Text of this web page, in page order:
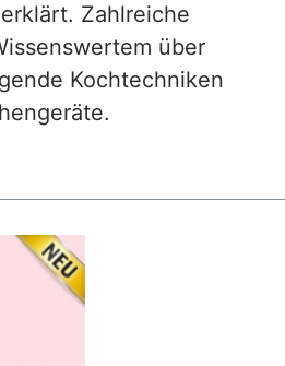
Zahlreiche
über
Kochtechniken